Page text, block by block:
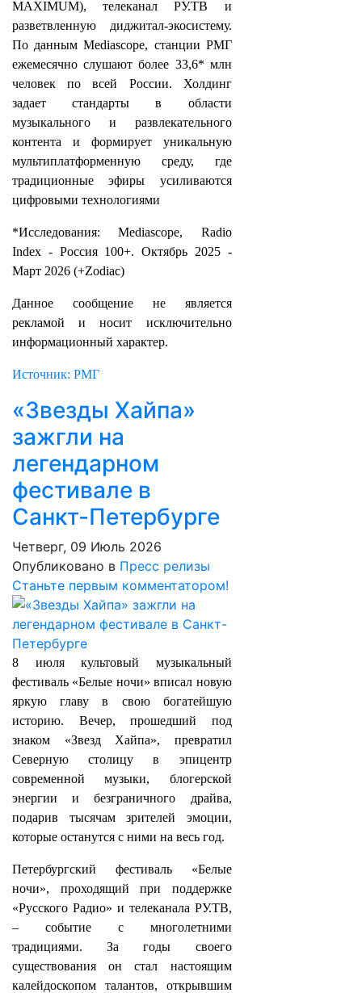
MAXIMUM), телеканал РУ.ТВ и
разветвленную диджитал-экосистему.
По данным Mediascope, станции РМГ
ежемесячно слушают более 33,6* млн
человек по всей России. Холдинг
задает стандарты в области
музыкального и развлекательного
контента и формирует уникальную
мультиплатформенную среду, где
традиционные эфиры усиливаются
цифровыми технологиями
*Исследования: Mediascope, Radio
Index - Россия 100+. Октябрь 2025 -
Март 2026 (+Zodiac)
Данное сообщение не является
рекламой и носит исключительно
информационный характер.
Источник: РМГ
«Звезды Хайпа»
зажгли на
легендарном
фестивале в
Санкт-Петербурге
Четверг, 09 Июль 2026
Опубликовано в Пресс релизы
Станьте первым комментатором!
8 июля культовый музыкальный
фестиваль «Белые ночи» вписал новую
яркую главу в свою богатейшую
историю. Вечер, прошедший под
знаком «Звезд Хайпа», превратил
Северную столицу в эпицентр
современной музыки, блогерской
энергии и безграничного драйва,
подарив тысячам зрителей эмоции,
которые останутся с ними на весь год.
Петербургский фестиваль «Белые
ночи», проходящий при поддержке
«Русского Радио» и телеканала РУ.ТВ,
– событие с многолетними
традициями. За годы своего
существования он стал настоящим
калейдоскопом талантов, открывшим